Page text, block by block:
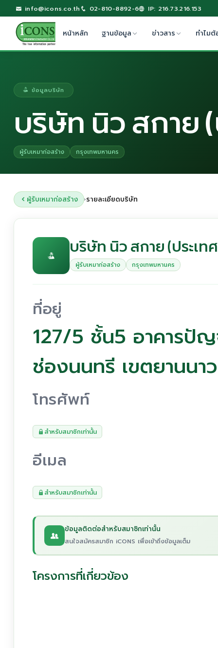
info@icons.co.th 02-810-8892-6 IP: 216.73.216.153
หน้าหลัก ฐานข้อมูล ข่าวสาร ทำไมต้
ข้อมูลบริษัท
บริษัท นิว สกาย
ผู้รับเหมาก่อสร้าง กรุงเทพมหานคร
ผู้รับเหมาก่อสร้าง ›รายละเอียดบริษัท
บริษัท นิว สกาย (ประเท
ผู้รับเหมาก่อสร้าง กรุงเทพมหานคร
ที่อยู่
127/5 ชั้น5 อาคารปั
ช่องนนทรี เขตยานนา
โทรศัพท์
สำหรับสมาชิกเท่านั้น
อีเมล
สำหรับสมาชิกเท่านั้น
ข้อมูลติดต่อสำหรับสมาชิกเท่านั้น
สนใจสมัครสมาชิก iCONS เพื่อเข้าถึงข้อมูลเต็ม
โครงการที่เกี่ยวข้อง